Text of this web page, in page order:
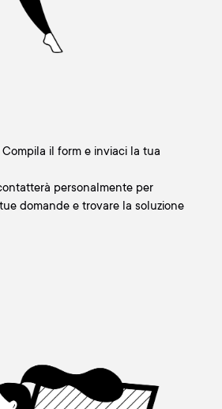
il form e inviaci la tua
personalmente per
domande e trovare la soluzione